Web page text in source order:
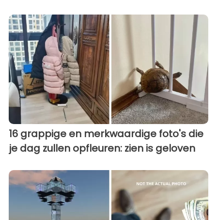
16 grappige en merkwaardige foto's die
je dag zullen opfleuren: zien is geloven